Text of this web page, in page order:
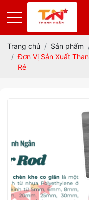
Trang chủ Sản phẩm
Đơn Vị Sản Xuất
Rẻ